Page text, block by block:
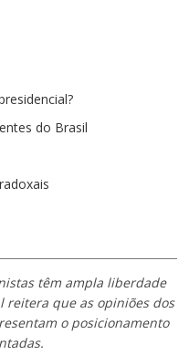
do Brasil
têm ampla liberdade
reitera que as opiniões dos
o posicionamento